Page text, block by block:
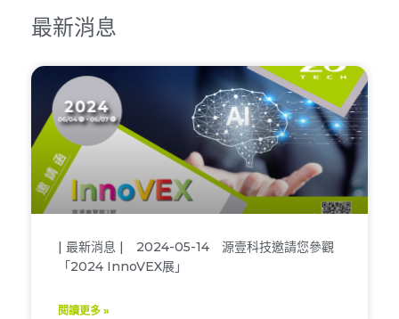
最新消息
| 最新消息 | 2024-05-14 源壹科技邀請您參觀
「2024 InnoVEX展」
閱讀更多 »